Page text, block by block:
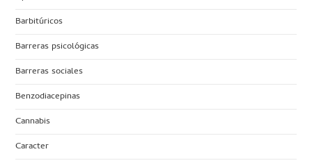
Barbitúricos
Barreras psicológicas
Barreras sociales
Benzodiacepinas
Cannabis
Caracter